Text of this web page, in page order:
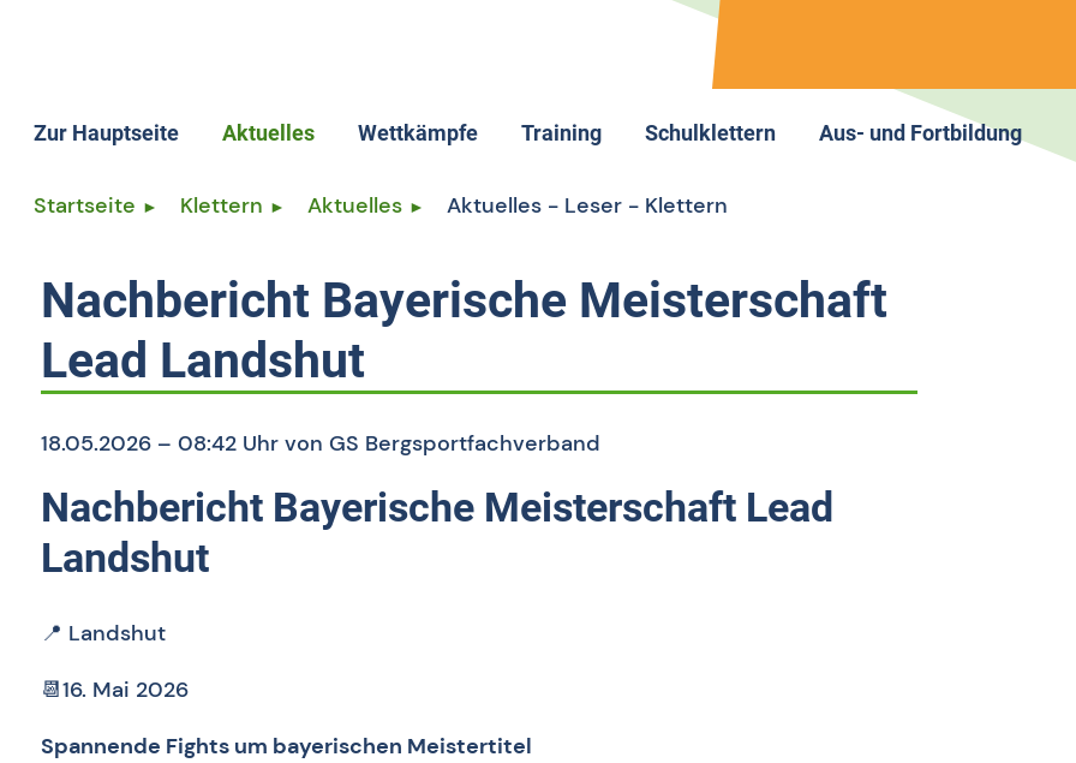
Zur Hauptseite Aktuelles
Wettkämpfe
Termine
Rangliste
Speedrekord
Kletterlizenz
Training
Talentsichtungszentrum
Landesleistungszentrum
Schulklettern
Termine
Schulwettkampf
Aus- und Fortbildung
Aus- und Fortbildung
Startseite Klettern Aktuelles Aktuelles - Leser - Klettern
Nachbericht Bayerische Meisterschaft
Lead Landshut
18.05.2026 – 08:42 Uhrvon GS Bergsportfachverband
Nachbericht Bayerische Meisterschaft Lead
Landshut
📍 Landshut
📆16. Mai 2026
Spannende Fights um bayerischen Meistertitel